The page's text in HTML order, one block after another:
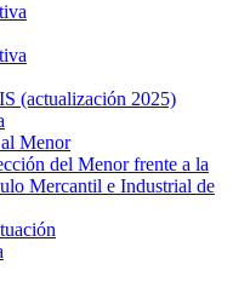
(actualización 2025)
Menor
del Menor frente a la
Mercantil e Industrial de